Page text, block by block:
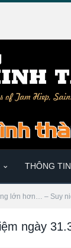
THÔNG TIN
lớn hơn… – Suy
ngày